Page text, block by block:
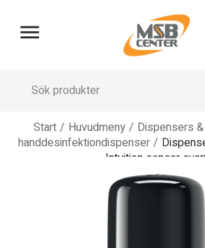
menu
Start / Huvudmeny / Dispensers
handdesinfektiondispenser /
Intuition sensor